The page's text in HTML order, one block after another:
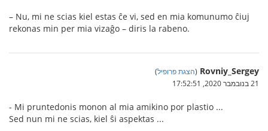
– Nu, mi ne scias kiel estas ĉe vi, sed en mia komunumo ĉiuj
rekonas min per mia vizaĝo – diris la rabeno.
Rovniy_Sergey
(הצגת פרופיל)
21 בנובמבר 2020, 17:52:51
- Mi pruntedonis monon al mia amikino por plastio ...
Sed nun mi ne scias, kiel ŝi aspektas ...